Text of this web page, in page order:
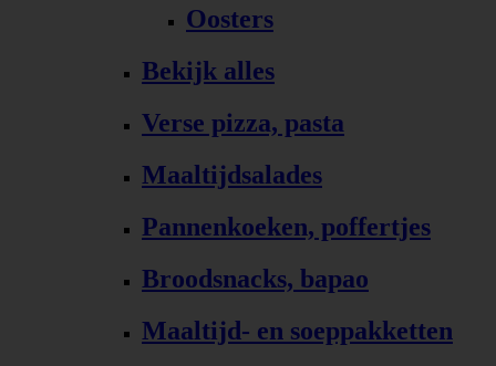
Oosters
Bekijk alles
Verse pizza, pasta
Maaltijdsalades
Pannenkoeken, poffertjes
Broodsnacks, bapao
Maaltijd- en soeppakketten